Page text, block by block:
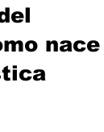
nace